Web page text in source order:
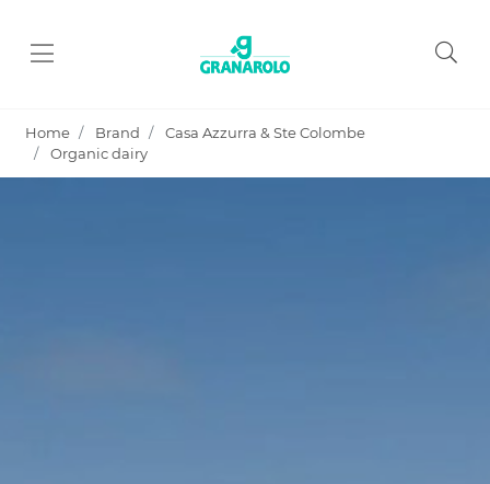
Home Brand
Casa Azzurra & Ste Colombe
Organic dairy